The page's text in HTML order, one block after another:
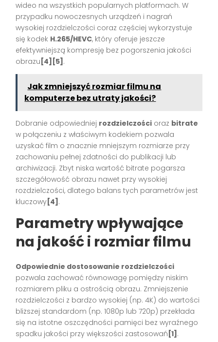
wideo na wszystkich popularnych platformach. W
przypadku nowoczesnych urządzeń i nagrań
wysokiej rozdzielczości coraz częściej wykorzystuje
się kodek H.265/HEVC, który oferuje jeszcze
efektywniejszą kompresję bez pogorszenia jakości
obrazu [4][5] .
Jak zmniejszyć rozmiar filmu na
komputerze bez utraty jakości?
Dobranie odpowiedniej rozdzielczości oraz bitrate
w połączeniu z właściwym kodekiem pozwala
uzyskać film o znacznie mniejszym rozmiarze przy
zachowaniu pełnej zdatności do publikacji lub
archiwizacji. Zbyt niska wartość bitrate pogarsza
szczegółowość obrazu nawet przy wysokiej
rozdzielczości, dlatego balans tych parametrów jest
kluczowy [4] .
Parametry wpływające
na jakość i rozmiar filmu
Odpowiednie dostosowanie rozdzielczości
pozwala zachować równowagę pomiędzy niskim
rozmiarem pliku a ostrością obrazu. Zmniejszenie
rozdzielczości z bardzo wysokiej (np. 4K) do wartości
bliższej standardom (np. 1080p lub 720p) przekłada
się na istotne oszczędności pamięci bez wyraźnego
spadku jakości przy większości zastosowań [1] .